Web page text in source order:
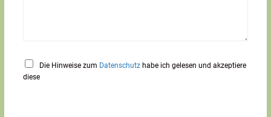
Die Hinweise zum Datenschutz habe ich gelesen und akzeptiere
diese